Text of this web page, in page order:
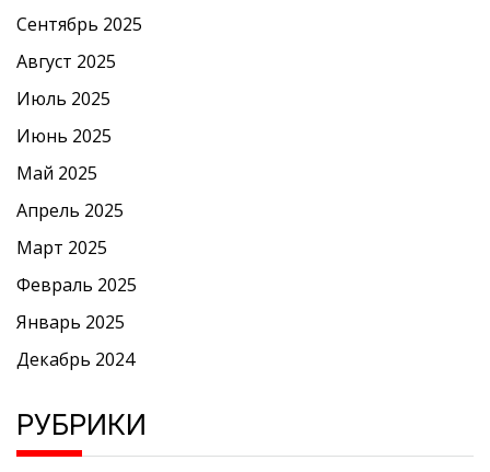
Сентябрь 2025
Август 2025
Июль 2025
Июнь 2025
Май 2025
Апрель 2025
Март 2025
Февраль 2025
Январь 2025
Декабрь 2024
РУБРИКИ